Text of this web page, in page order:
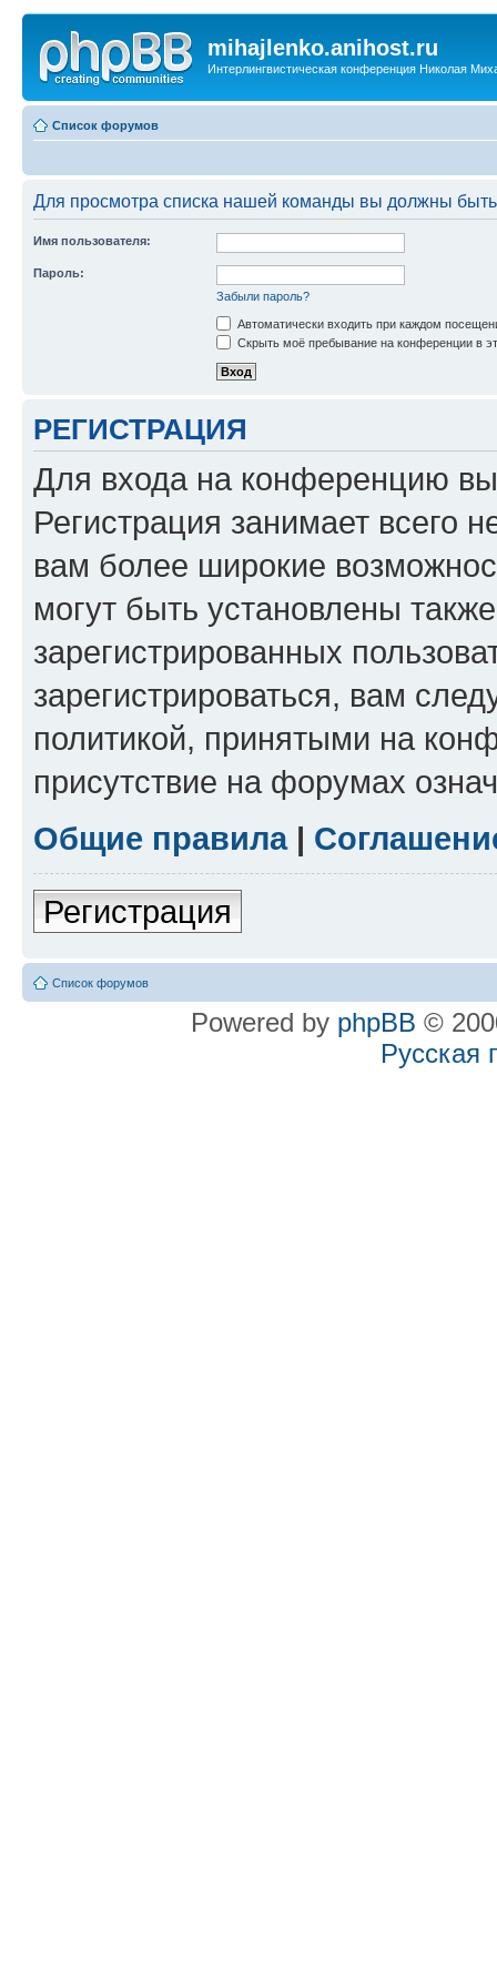
mihajlenko.anihost.ru
Интерлингвистическая конференция Николая
Список форумов
Для просмотра списка нашей команды вы должны
Имя пользователя:
Пароль:
Забыли пароль?
Автоматически входить при каждом
Скрыть моё пребывание на конференции в
РЕГИСТРАЦИЯ
Для входа на конференцию
Регистрация занимает всего
вам более широкие
могут быть установлены
зарегистрированных
зарегистрироваться, вам
политикой, принятыми на
присутствие на форумах
Общие правила|
Регистрация
Список форумов
Powered by phpBB ©
Русская